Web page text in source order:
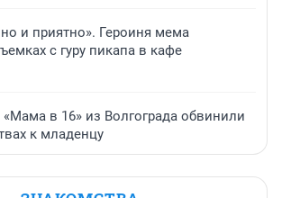
и приятно». Героиня мема
с гуру пикапа в кафе
в 16» из Волгограда обвинили
к младенцу